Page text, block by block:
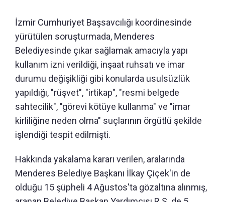
İzmir Cumhuriyet Başsavcılığı koordinesinde
yürütülen soruşturmada, Menderes
Belediyesinde çıkar sağlamak amacıyla yapı
kullanım izni verildiği, inşaat ruhsatı ve imar
durumu değişikliği gibi konularda usulsüzlük
yapıldığı, "rüşvet", "irtikap", "resmi belgede
sahtecilik", "görevi kötüye kullanma" ve "imar
kirliliğine neden olma" suçlarının örgütlü şekilde
işlendiği tespit edilmişti.
Hakkında yakalama kararı verilen, aralarında
Menderes Belediye Başkanı İlkay Çiçek'in de
olduğu 15 şüpheli 4 Ağustos'ta gözaltına alınmış,